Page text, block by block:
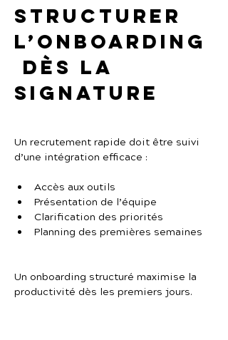
Structurer
l’onboarding
dès la
signature
Un recrutement rapide doit être suivi
d’une intégration efficace :
Accès aux outils
Présentation de l’équipe
Clarification des priorités
Planning des premières semaines
Un onboarding structuré maximise la
productivité dès les premiers jours.